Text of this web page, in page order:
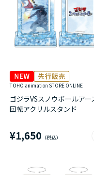
TOHO animation STORE ONLINE
ゴジラVSスノウボールアー
回転アクリルスタンド
¥1,650